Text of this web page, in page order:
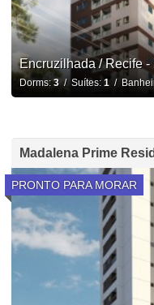
Encruzilhada / Recife -
Dorms:3/ Suítes: 1/
Madalena Prime
PRONTO PARA MORAR